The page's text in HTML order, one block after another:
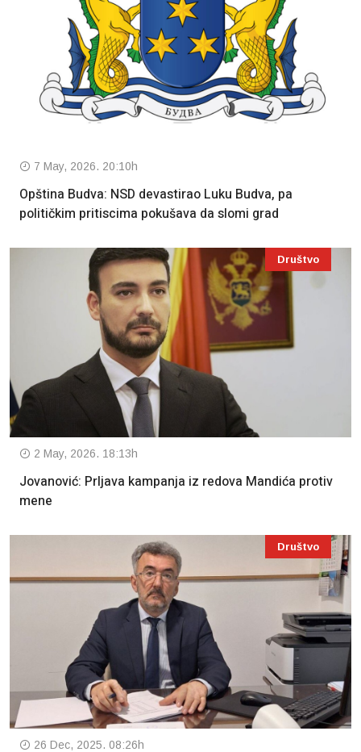
7 May, 2026. 20:10h
Opština Budva: NSD devastirao Luku Budva, pa
političkim pritiscima pokušava da slomi grad
Društvo
2 May, 2026. 18:13h
Jovanović: Prljava kampanja iz redova Mandića protiv
mene
Društvo
26 Dec, 2025. 08:26h